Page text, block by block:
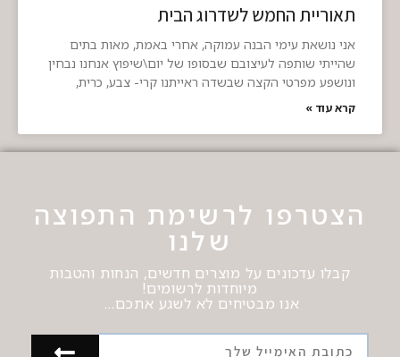
תאוריית החמש לשדרוג הבית
אני נושאת עימי הבנה עמוקה, אחרי באמת, מאות בתים
שהייתי שותפה לעיצובם שבסופו של יום\שיפוץ אנחנו נבחין
ונושפע מפרטי הקצה שבשדה ראייתנו קרי- צבע, כרית,
קרא עוד »
הצטרפו לרשימת התפוצה
שלנו
קבלו עדכונים על מוצרים חדשים, הנחות והטבות
מיוחדות לרשומים!
אנו מבטיחים לא לשגע אתכם…